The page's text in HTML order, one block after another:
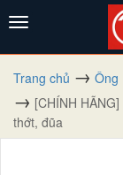
Trang chủ
Ông
[CHÍNH
thớt, đũa